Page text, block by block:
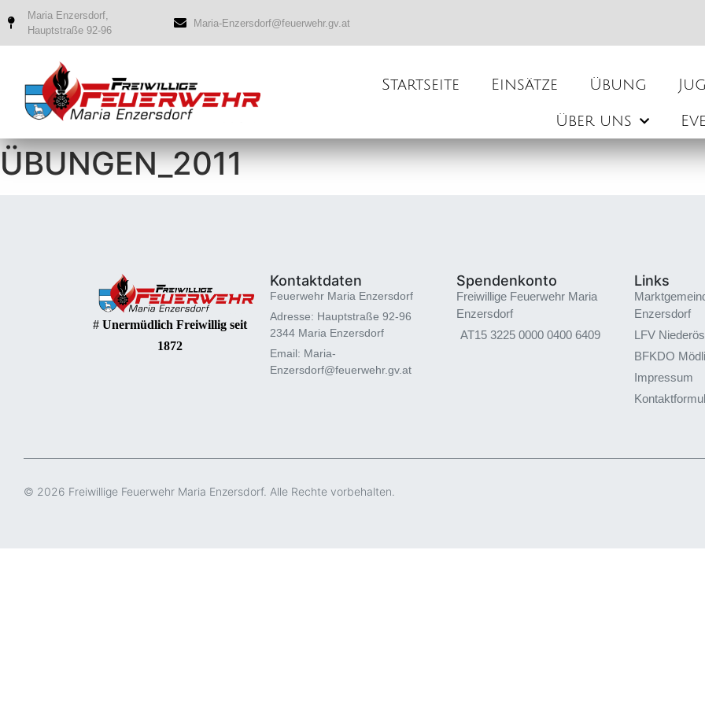
Maria Enzersdorf,
Hauptstraße 92-96
Maria-Enzersdorf@feuerwehr.gv.at
Startseite Einsätze Übung
Über uns
ÜBUNGEN_2011
# Unermüdlich Freiwillig seit
1872
Kontaktdaten
Feuerwehr Maria Enzersdorf
Adresse: Hauptstraße 92-96
2344 Maria Enzersdorf
Email: Maria-
Enzersdorf@feuerwehr.gv.at
Spendenkonto
Freiwillige Feuerwehr Maria
Enzersdorf
AT15 3225 0000 0400 6409
Links
Enzersdorf
LFV
BFKDO
Impressum
© 2026 Freiwillige Feuerwehr Maria Enzersdorf. Alle Rechte vorbehalten.